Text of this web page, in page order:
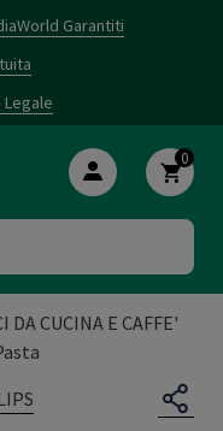
Garantiti
Legale
0
CUCINA E CAFFE'